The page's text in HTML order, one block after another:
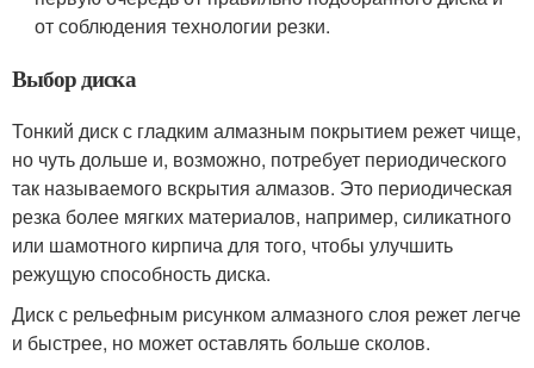
от соблюдения технологии резки.
Выбор диска
Тонкий диск с гладким алмазным покрытием режет чище,
но чуть дольше и, возможно, потребует периодического
так называемого вскрытия алмазов. Это периодическая
резка более мягких материалов, например, силикатного
или шамотного кирпича для того, чтобы улучшить
режущую способность диска.
Диск с рельефным рисунком алмазного слоя режет легче
и быстрее, но может оставлять больше сколов.